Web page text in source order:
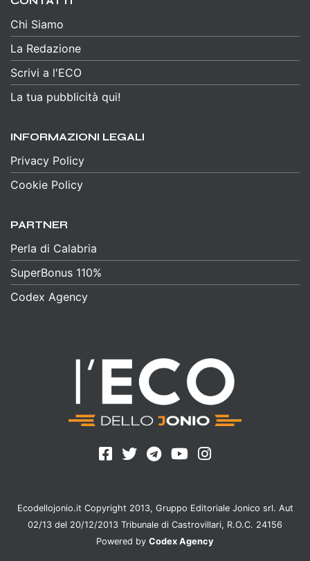
Chi Siamo
La Redazione
Scrivi a l'ECO
La tua pubblicità qui!
INFORMAZIONI LEGALI
Privacy Policy
Cookie Policy
PARTNER
Perla di Calabria
SuperBonus 110%
Codex Agency
Ecodellojonio.it Copyright 2013, Gruppo Editoriale Jonico srl. Aut
02/13 del 20/12/2013 Tribunale di Castrovillari, R.O.C. 24156
Powered by Codex Agency